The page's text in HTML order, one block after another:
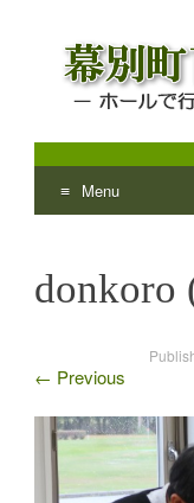
幕別
ホールで行わ
Menu
content
donkoro
← Previous